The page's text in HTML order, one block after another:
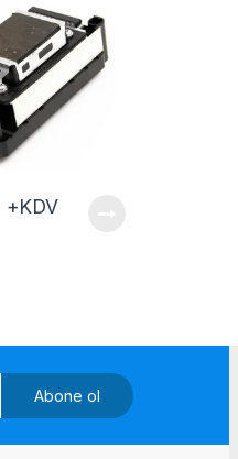
+KDV
Abone ol